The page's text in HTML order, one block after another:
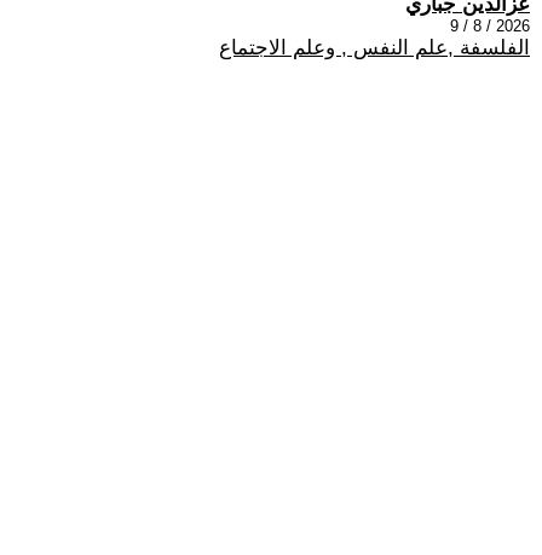
2026 / 8 / 9
الفلسفة ,علم النفس , وعلم الاجتماع